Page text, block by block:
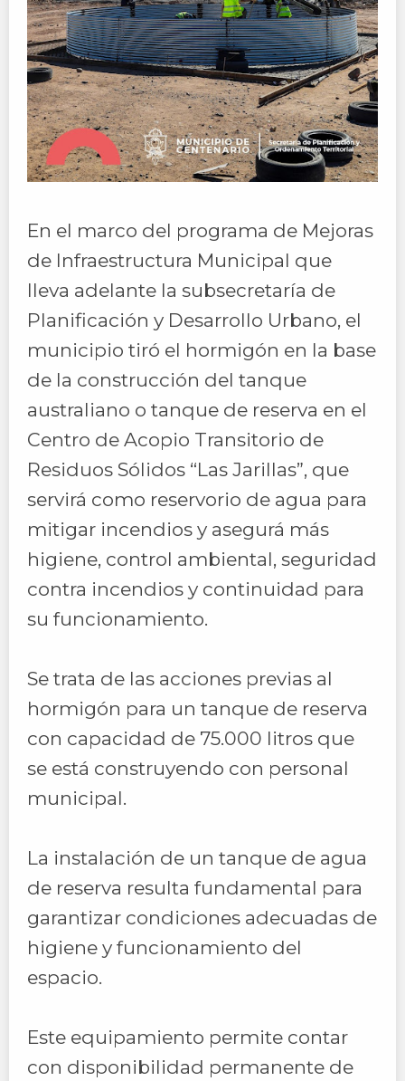
En el marco del programa de Mejoras
de Infraestructura Municipal que
lleva adelante la subsecretaría de
Planificación y Desarrollo Urbano, el
municipio tiró el hormigón en la base
de la construcción del tanque
australiano o tanque de reserva en el
Centro de Acopio Transitorio de
Residuos Sólidos “Las Jarillas”, que
servirá como reservorio de agua para
mitigar incendios y asegurá más
higiene, control ambiental, seguridad
contra incendios y continuidad para
su funcionamiento.
Se trata de las acciones previas al
hormigón para un tanque de reserva
con capacidad de 75.000 litros que
se está construyendo con personal
municipal.
La instalación de un tanque de agua
de reserva resulta fundamental para
garantizar condiciones adecuadas de
higiene y funcionamiento del
espacio.
Este equipamiento permite contar
con disponibilidad permanente de